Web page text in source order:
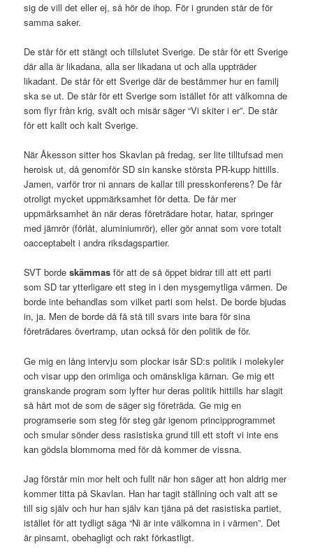
sig de vill det eller ej, så hör de ihop. För i grunden står de för
samma saker.
De står för ett stängt och tillslutet Sverige. De står för ett Sverige
där alla är likadana, alla ser likadana ut och alla uppträder
likadant. De står för ett Sverige där de bestämmer hur en familj
ska se ut. De står för ett Sverige som istället för att välkomna de
som flyr från krig, svält och misär säger “Vi skiter i er”. De står
för ett kallt och kalt Sverige.
När Åkesson sitter hos Skavlan på fredag, ser lite tilltufsad men
heroisk ut, då genomför SD sin kanske största PR-kupp hittills.
Jamen, varför tror ni annars de kallar till presskonferens? De får
otroligt mycket uppmärksamhet för detta. De får mer
uppmärksamhet än när deras företrädare hotar, hatar, springer
med järnrör (förlåt, aluminiumrör), eller gör annat som vore totalt
oacceptabelt i andra riksdagspartier.
SVT bordeskämmas för att de så öppet bidrar till att ett parti
som SD tar ytterligare ett steg in i den mysgemytliga värmen. De
borde inte behandlas som vilket parti som helst. De borde bjudas
in, ja. Men de borde då få stå till svars inte bara för sina
företrädares övertramp, utan också för den politik de för.
Ge mig en lång intervju som plockar isär SD:s politik i molekyler
och visar upp den orimliga och omänskliga kärnan. Ge mig ett
granskande program som lyfter hur deras politik hittills har slagit
så hårt mot de som de säger sig företräda. Ge mig en
programserie som steg för steg går igenom principprogrammet
och smular sönder dess rasistiska grund till ett stoft vi inte ens
kan gödsla blommorna med för då kommer de vissna.
Jag förstår min mor helt och fullt när hon säger att hon aldrig mer
kommer titta på Skavlan. Han har tagit ställning och valt att se
till sig själv och hur han själv kan tjäna på det rasistiska partiet,
istället för att tydligt säga “Ni är inte välkomna in i värmen”. Det
är pinsamt, obehagligt och rakt förkastligt.